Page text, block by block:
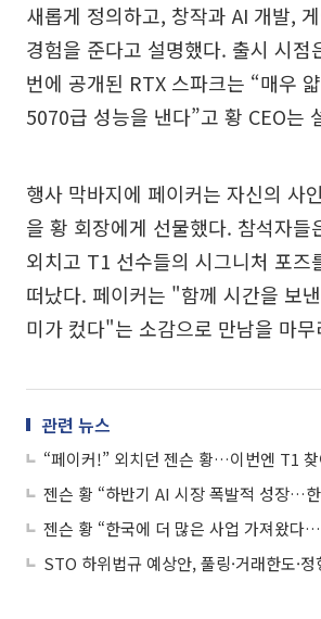
새롭게 정의하고, 창작과 AI 개발,
경험을 준다고 설명했다. 출시 시점
번에 공개된 RTX 스파크는 “매우
5070급 성능을 낸다”고 황 CEO는
행사 막바지에 페이커는 자신의 사
을 황 회장에게 선물했다. 참석자
외치고 T1 선수들의 시그니처 포즈
떠났다. 페이커는 "함께 시간을 보
미가 컸다"는 소감으로 만남을 마무
관련 뉴스
“페이커!” 외치던 젠슨 황…이번엔 T1